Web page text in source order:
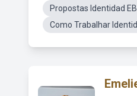
Propostas Identidad
Como Trabalhar